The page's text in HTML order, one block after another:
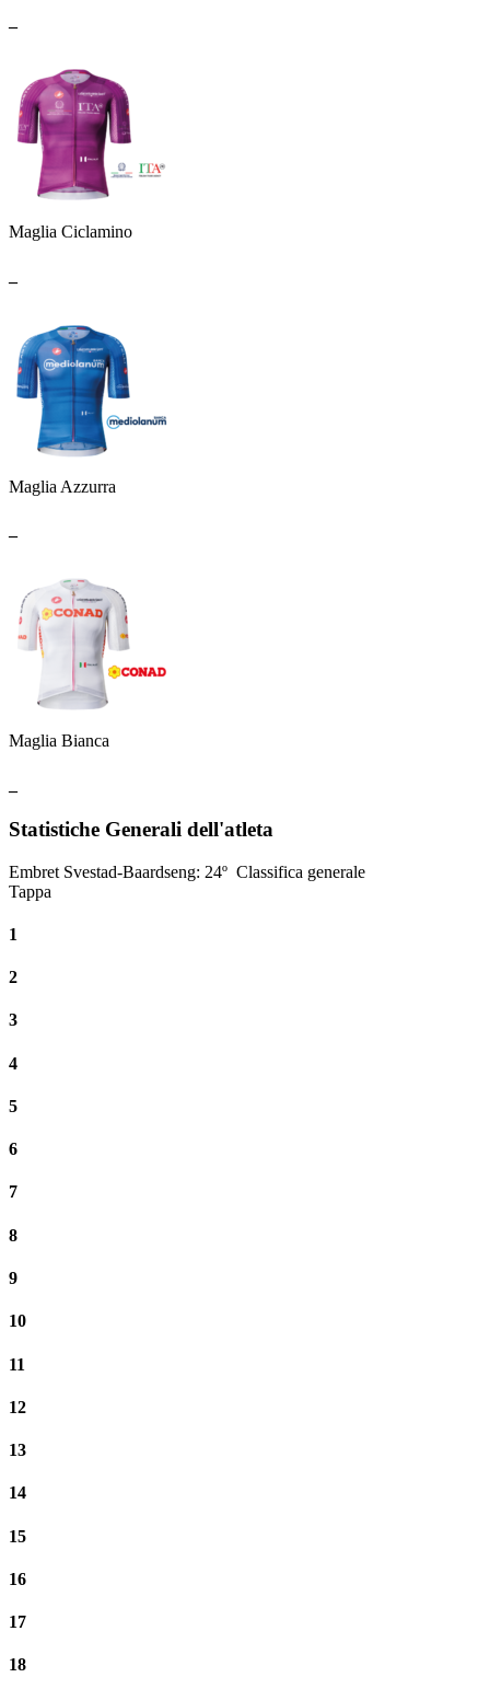
Maglia Ciclamino
Maglia Azzurra
Maglia Bianca
Statistiche Generali dell'atleta
Embret Svestad-Baardseng: 24º Classifica generale
Tappa
1
2
3
4
5
6
7
8
9
10
11
12
13
14
15
16
17
18